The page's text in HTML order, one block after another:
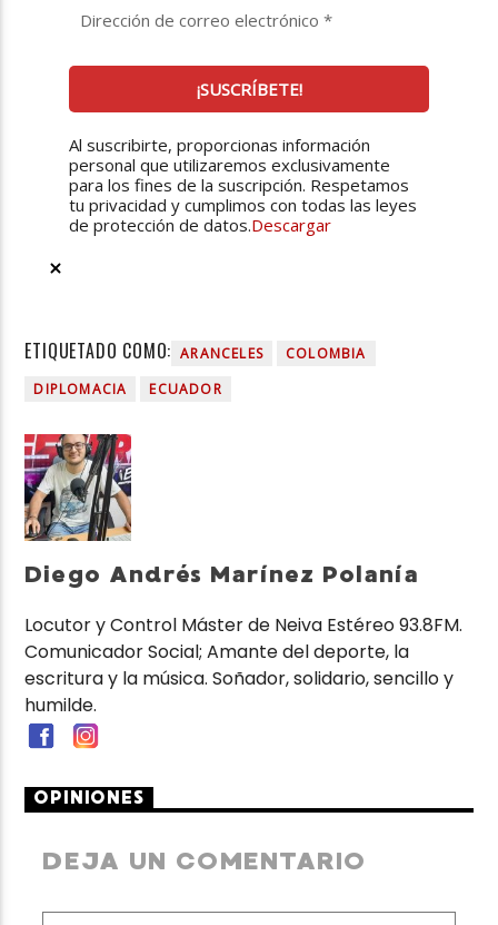
Al suscribirte, proporcionas información
personal que utilizaremos exclusivamente
para los fines de la suscripción. Respetamos
tu privacidad y cumplimos con todas las leyes
de protección de datos.Descargar
ETIQUETADO COMO: ARANCELES
COLOMBIA
DIPLOMACIA
ECUADOR
Diego Andrés Marínez Polanía
Locutor y Control Máster de Neiva Estéreo 93.8FM.
Comunicador Social; Amante del deporte, la
escritura y la música. Soñador, solidario, sencillo y
humilde.
OPINIONES
DEJA UN COMENTARIO